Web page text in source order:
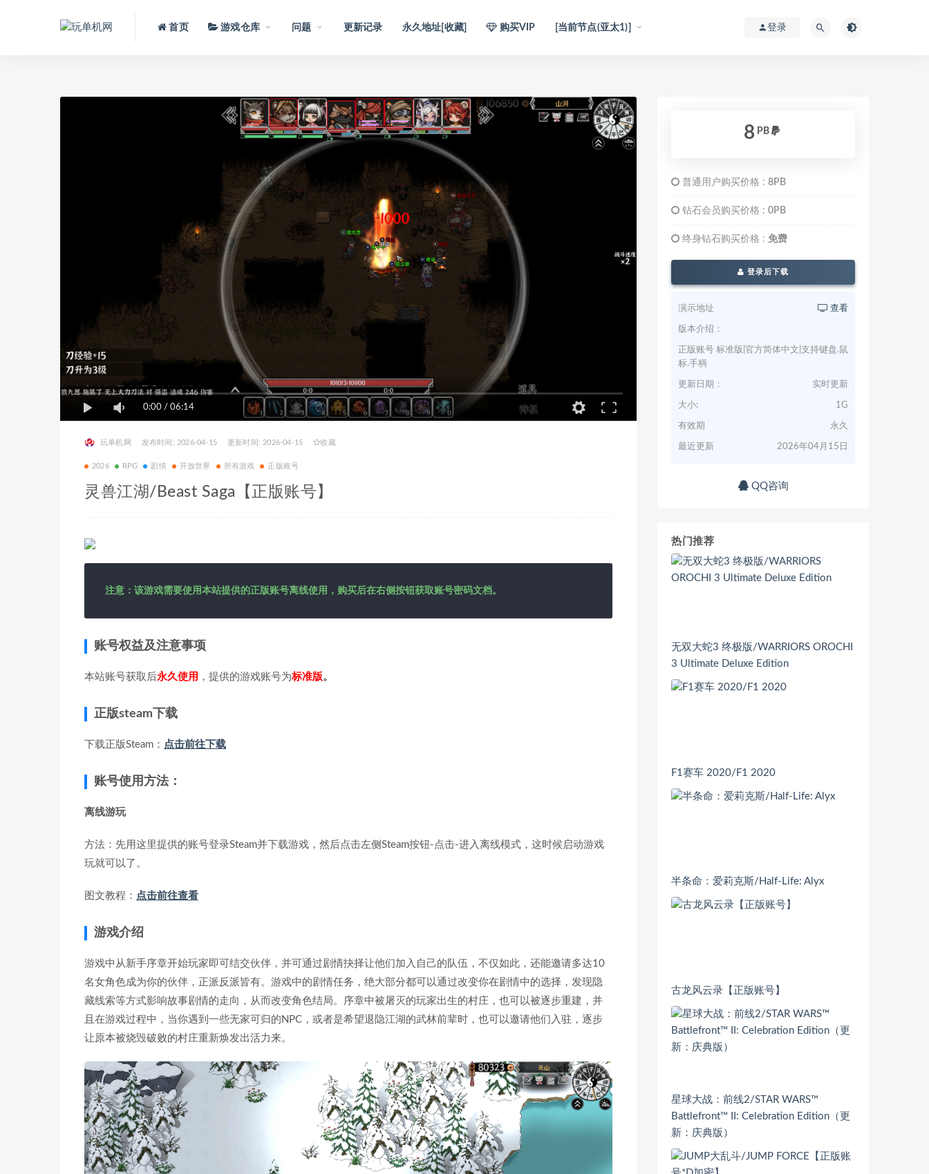
首页 游戏仓库 问题 更新记录 永久地址[收藏] 购买VIP [当前节点(亚太1)] 登录
0:00 / 06:14
玩单机网 发布时间: 2026-04-15 更新时间: 2026-04-15 收藏
2026 RPG 剧情 开放世界 所有游戏 正版账号
灵兽江湖/Beast Saga【正版账号】
注意：该游戏需要使用本站提供的正版账号离线使用，购买后在右侧按钮获取账号密码文档。
账号权益及注意事项
本站账号获取后永久使用 ，提供的游戏账号为标准版。
正版steam下载
下载正版Steam： 点击前往下载
账号使用方法：
离线游玩
方法：先用这里提供的账号登录Steam并下载游戏，然后点击左侧Steam按钮-点击-进入离线模式，这时候启动游戏
玩就可以了。
图文教程： 点击前往查看
游戏介绍
游戏中从新手序章开始玩家即可结交伙伴，并可通过剧情抉择让他们加入自己的队伍，不仅如此，还能邀请多达10
名女角色成为你的伙伴，正派反派皆有。游戏中的剧情任务，绝大部分都可以通过改变你在剧情中的选择，发现隐
藏线索等方式影响故事剧情的走向，从而改变角色结局。序章中被屠灭的玩家出生的村庄，也可以被逐步重建，并
且在游戏过程中，当你遇到一些无家可归的NPC，或者是希望退隐江湖的武林前辈时，也可以邀请他们入驻，逐步
让原本被烧毁破败的村庄重新焕发出活力来。
8 PB
普通用户购买价格 : 8PB
钻石会员购买价格 : 0PB
终身钻石购买价格 : 免费
登录后下载
演示地址 查看
版本介绍：
正版账号 标准版|官方简体中文|支持键盘.鼠
标.手柄
更新日期： 实时更新
大小: 1G
有效期 永久
最近更新 2026年04月15日
QQ咨询
热门推荐
无双大蛇3 终极版/WARRIORS OROCHI
3 Ultimate Deluxe Edition
F1赛车 2020/F1 2020
半条命：爱莉克斯/Half-Life: Alyx
古龙风云录【正版账号】
星球大战：前线2/STAR WARS™
Battlefront™ II: Celebration Edition（更
新：庆典版）